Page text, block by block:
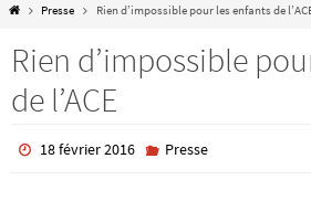
HomePresse Rien d’impossible pour les enfants de
Rien d’impossible
de l’ACE
18 février 2016 Presse